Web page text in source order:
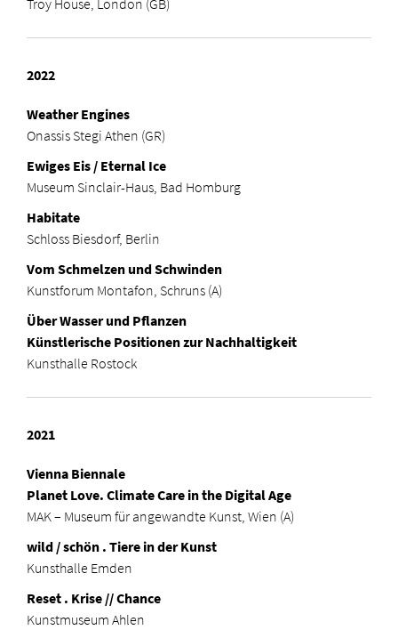
Troy House, London (GB)
2022
Weather Engines
Onassis Stegi Athen (GR)
Ewiges Eis / Eternal Ice
Museum Sinclair-Haus, Bad Homburg
Habitate
Schloss Biesdorf, Berlin
Vom Schmelzen und Schwinden
Kunstforum Montafon, Schruns (A)
Über Wasser und Pflanzen
Künstlerische Positionen zur Nachhaltigkeit
Kunsthalle Rostock
2021
Vienna Biennale
Planet Love.Climate Care in the Digital Age
MAK – Museum für angewandte Kunst, Wien (A)
wild / schön . Tiere in der Kunst
Kunsthalle Emden
Reset . Krise // Chance
Kunstmuseum Ahlen